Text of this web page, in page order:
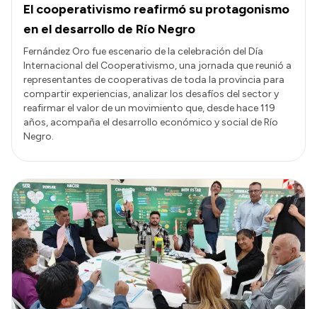
Convocatorias
Intranet
Login
El cooperativismo reafirmó su protagonismo
en el desarrollo de Río Negro
Fernández Oro fue escenario de la celebración del Día
Internacional del Cooperativismo, una jornada que reunió a
representantes de cooperativas de toda la provincia para
compartir experiencias, analizar los desafíos del sector y
reafirmar el valor de un movimiento que, desde hace 119
años, acompaña el desarrollo económico y social de Río
Negro.